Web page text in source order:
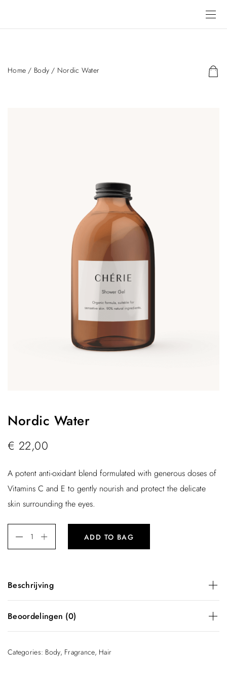
Home / Body / Nordic Water
Nordic Water
€ 22,00
A potent anti-oxidant blend formulated with generous doses of
Vitamins C and E to gently nourish and protect the delicate
skin surrounding the eyes.
ADD TO BAG
Beschrijving
of Vitamins C and E to gently nourish and protect the
delicate skin surrounding the eyes.
Beoordelingen (0)
Categories: Body, Fragrance, Hair